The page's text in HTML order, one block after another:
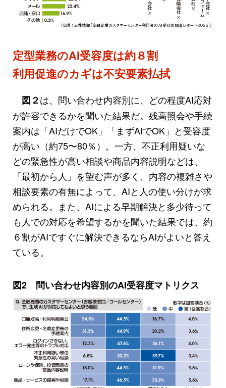
定型業務のAI受容度は約８割
利用促進のカギは不安要素払拭
図２は、問い合わせ内容別に、どの程度AI応対
が許容できるかを聞いた結果だ。残高照会や手続
案内は「AIだけでOK」「まずAIでOK」と受容度
が高い（約75〜80％）。一方、不正利用疑いな
どの緊急性が高い相談や商品内容説明などは、
「最初から人」を望む声が多く、内容の複雑さや
相談要素の有無によって、AIと人の使い分けが求
められる。また、AIによる早期解決と多少待って
も人での対応を希望するかを聞いた結果では、約
６割がAIですぐに解決できるならAIがよいと答え
ている。
図2 問い合わせ内容別のAI受容度マトリクス